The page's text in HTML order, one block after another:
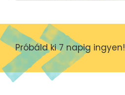
Próbáld ki 7 napig ingyen!